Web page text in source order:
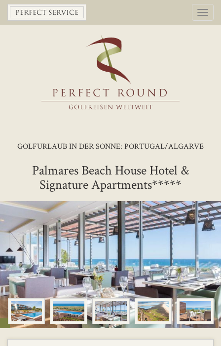
PERFECT SERVICE
PERFECT ROUND
GOLFREISEN WELTWEIT
GOLFURLAUB IN DER SONNE: PORTUGAL/ALGARVE
Palmares Beach House Hotel &
Signature Apartments*****